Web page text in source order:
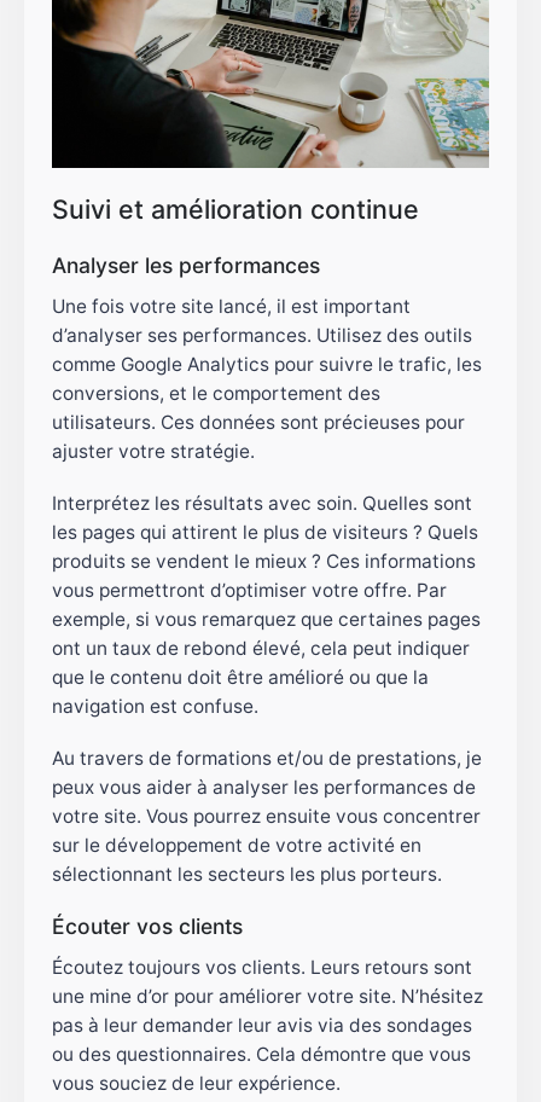
Suivi et amélioration continue
Analyser les performances
Une fois votre site lancé, il est important
d’analyser ses performances. Utilisez des outils
comme Google Analytics pour suivre le trafic, les
conversions, et le comportement des
utilisateurs. Ces données sont précieuses pour
ajuster votre stratégie.
Interprétez les résultats avec soin. Quelles sont
les pages qui attirent le plus de visiteurs ? Quels
produits se vendent le mieux ? Ces informations
vous permettront d’optimiser votre offre. Par
exemple, si vous remarquez que certaines pages
ont un taux de rebond élevé, cela peut indiquer
que le contenu doit être amélioré ou que la
navigation est confuse.
Au travers de formations et/ou de prestations, je
peux vous aider à analyser les performances de
votre site. Vous pourrez ensuite vous concentrer
sur le développement de votre activité en
sélectionnant les secteurs les plus porteurs.
Écouter vos clients
Écoutez toujours vos clients. Leurs retours sont
une mine d’or pour améliorer votre site. N’hésitez
pas à leur demander leur avis via des sondages
ou des questionnaires. Cela démontre que vous
vous souciez de leur expérience.